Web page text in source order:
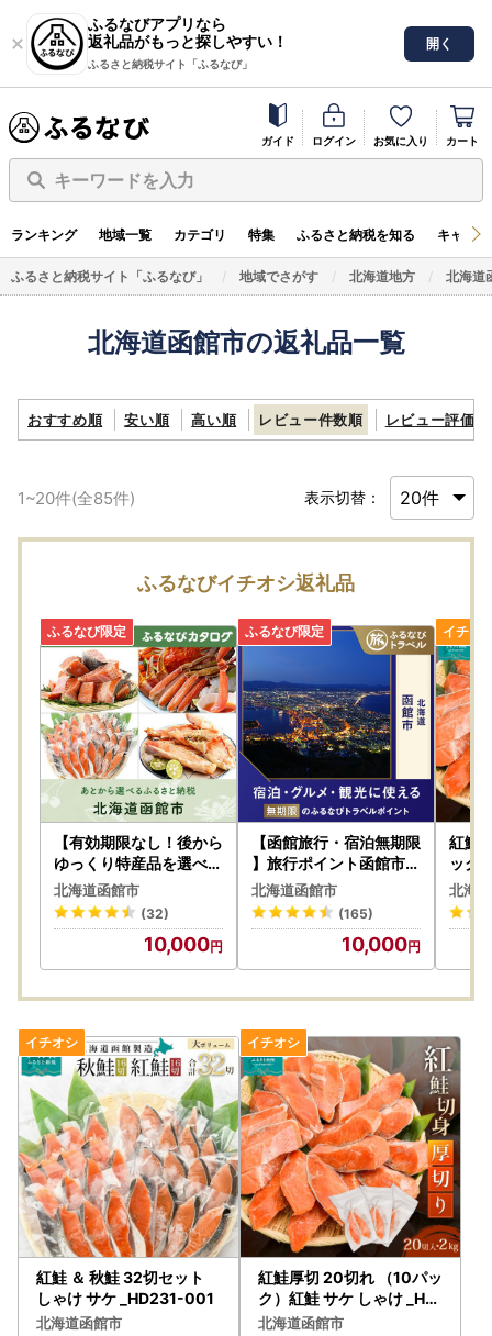
ふるなびアプリなら
返礼品がもっと探しやすい！
ふるさと納税サイト「ふるなび」
開く
ガイド ログイン お気に入り カート
キーワードを入力
ランキング 地域一覧 カテゴリ 特集 ふるさと納税を知る キャン
ふるさと納税サイト「ふるなび」 地域でさがす 北海道地方 北海道
北海道函館市の返礼品一覧
おすすめ順 安い順 高い順 レビュー件数順 レビュー評価順
1~20件(全85件) 表示切替：
ふるなびイチオシ返礼品
【有効期限なし！後から
ゆっくり特産品を選べる
】北海道函館市カタログ
ポイント
北海道函館市
(32)
10,000
【函館旅行・宿泊無期限
】旅行ポイント函館市ふ
るなびトラベルポイント
北海道函館市
(165)
10,000
紅鮭
ック
北海
紅鮭 ＆ 秋鮭 32切セット
しゃけ サケ _HD231-001
北海道函館市
紅鮭厚切 20切れ （10パッ
ク）紅鮭 サケ しゃけ _HD
231-004
北海道函館市